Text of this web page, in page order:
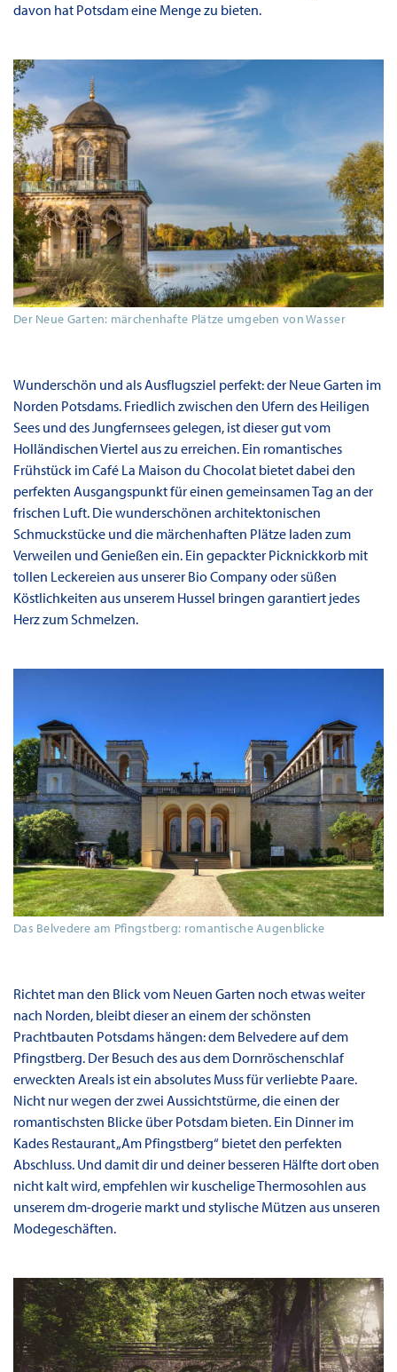
davon hat Potsdam eine Menge zu bieten.
Der Neue Garten: märchenhafte Plätze umgeben von Wasser
Wunderschön und als Ausflugsziel perfekt: der Neue Garten im
Norden Potsdams. Friedlich zwischen den Ufern des Heiligen
Sees und des Jungfernsees gelegen, ist dieser gut vom
Holländischen Viertel aus zu erreichen. Ein romantisches
Frühstück im Café La Maison du Chocolat bietet dabei den
perfekten Ausgangspunkt für einen gemeinsamen Tag an der
frischen Luft. Die wunderschönen architektonischen
Schmuckstücke und die märchenhaften Plätze laden zum
Verweilen und Genießen ein. Ein gepackter Picknickkorb mit
tollen Leckereien aus unserer Bio Company oder süßen
Köstlichkeiten aus unserem Hussel bringen garantiert jedes
Herz zum Schmelzen.
Das Belvedere am Pfingstberg: romantische Augenblicke
Richtet man den Blick vom Neuen Garten noch etwas weiter
nach Norden, bleibt dieser an einem der schönsten
Prachtbauten Potsdams hängen: dem Belvedere auf dem
Pfingstberg. Der Besuch des aus dem Dornröschenschlaf
erweckten Areals ist ein absolutes Muss für verliebte Paare.
Nicht nur wegen der zwei Aussichtstürme, die einen der
romantischsten Blicke über Potsdam bieten. Ein Dinner im
Kades Restaurant „Am Pfingstberg“ bietet den perfekten
Abschluss. Und damit dir und deiner besseren Hälfte dort oben
nicht kalt wird, empfehlen wir kuschelige Thermosohlen aus
unserem dm-drogerie markt und stylische Mützen aus unseren
Modegeschäften.